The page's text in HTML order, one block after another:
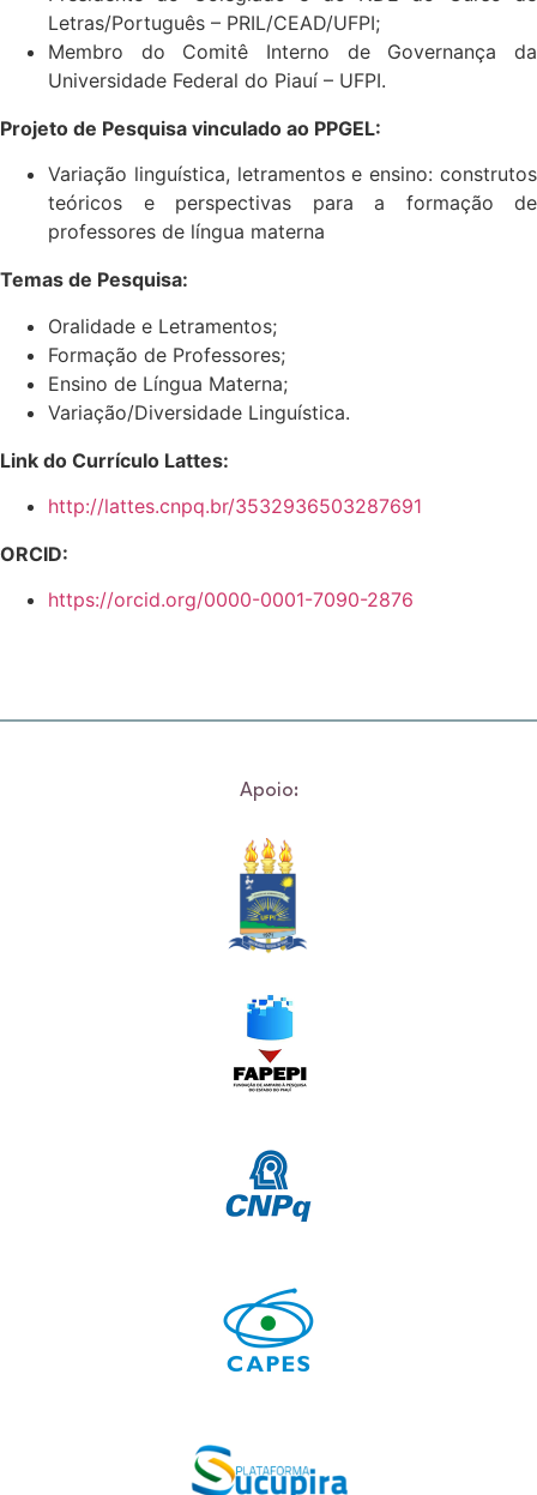
Letras/Português – PRIL/CEAD/UFPI;
Membro do Comitê Interno de Governança da
Universidade Federal do Piauí – UFPI.
Projeto de Pesquisa vinculado ao PPGEL:
Variação linguística, letramentos e ensino: construtos
teóricos e perspectivas para a formação de
professores de língua materna
Temas de Pesquisa:
Oralidade e Letramentos;
Formação de Professores;
Ensino de Língua Materna;
Variação/Diversidade Linguística.
Link do Currículo Lattes:
http://lattes.cnpq.br/3532936503287691
ORCID:
https://orcid.org/0000-0001-7090-2876
Apoio: